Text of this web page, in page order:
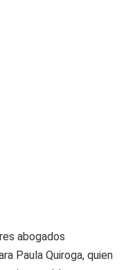
abogados
Paula Quiroga, quien